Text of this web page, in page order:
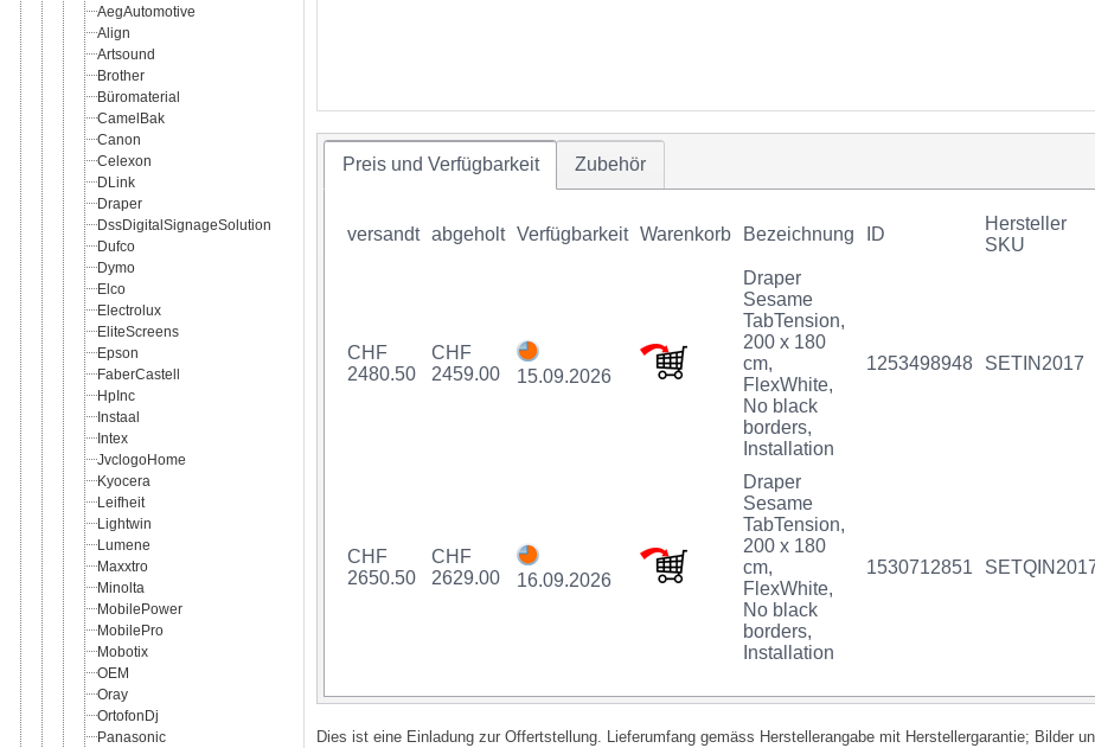
AegAutomotive
Align
Artsound
Brother
Büromaterial
CamelBak
Canon
Celexon
DLink
Draper
DssDigitalSignageSolution
Dufco
Dymo
Elco
Electrolux
EliteScreens
Epson
FaberCastell
HpInc
Instaal
Intex
JvclogoHome
Kyocera
Leifheit
Lightwin
Lumene
Maxxtro
Minolta
MobilePower
MobilePro
Mobotix
OEM
Oray
OrtofonDj
Panasonic
Preis und Verfügbarkeit Zubehör
versandt abgeholt Verfügbarkeit Warenkorb Bezeichnung ID
Hersteller
SKU
CHF
2480.50
CHF
2459.00
15.09.2026
Draper
Sesame
TabTension,
200 x 180
cm,
FlexWhite,
No black
borders,
Installation
1253498948 SETIN2017
CHF
2650.50
CHF
2629.00
16.09.2026
Draper
Sesame
TabTension,
200 x 180
cm,
FlexWhite,
No black
borders,
Installation
1530712851
Dies ist eine Einladung zur Offertstellung. Lieferumfang gemäss Herstellerangabe mit Herstellergarantie; Bilder